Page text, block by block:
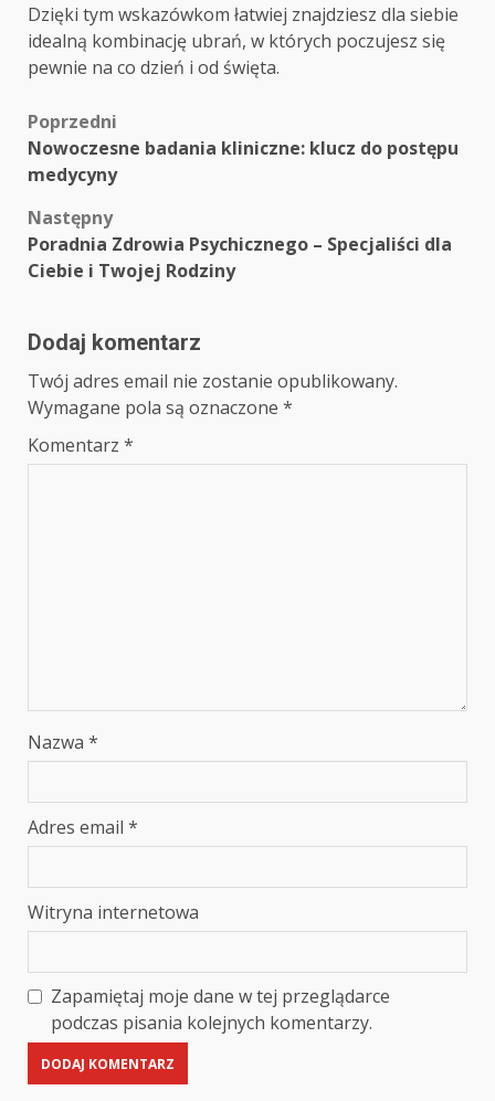
Dzięki tym wskazówkom łatwiej znajdziesz dla siebie
idealną kombinację ubrań, w których poczujesz się
pewnie na co dzień i od święta.
Zobacz
wpisy
Poprzedni
Nowoczesne badania kliniczne: klucz do postępu
medycyny
Następny
Poradnia Zdrowia Psychicznego – Specjaliści dla
Ciebie i Twojej Rodziny
Dodaj komentarz
Twój adres email nie zostanie opublikowany.
Wymagane pola są oznaczone *
Komentarz *
Nazwa *
Adres email *
Witryna internetowa
Zapamiętaj moje dane w tej przeglądarce
podczas pisania kolejnych komentarzy.